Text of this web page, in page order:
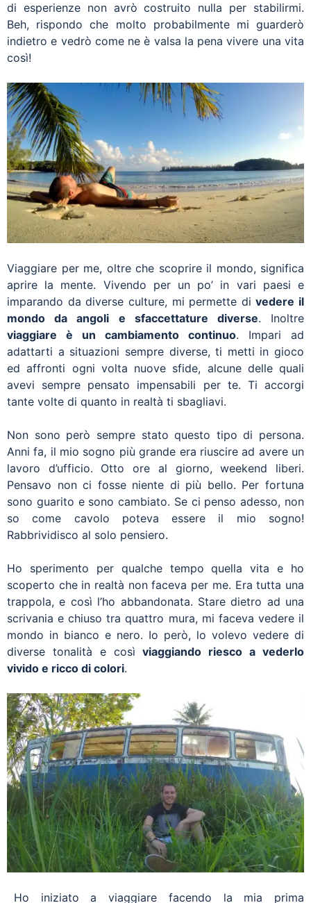
di esperienze non avrò costruito nulla per stabilirmi.
Beh, rispondo che molto probabilmente mi guarderò
indietro e vedrò come ne è valsa la pena vivere una vita
così!
Viaggiare per me, oltre che scoprire il mondo, significa
aprire la mente. Vivendo per un po’ in vari paesi e
imparando da diverse culture, mi permette divedere il
mondo da angoli e sfaccettature diverse. Inoltre
viaggiare è un cambiamento continuo. Impari ad
adattarti a situazioni sempre diverse, ti metti in gioco
ed affronti ogni volta nuove sfide, alcune delle quali
avevi sempre pensato impensabili per te. Ti accorgi
tante volte di quanto in realtà ti sbagliavi.
Non sono però sempre stato questo tipo di persona.
Anni fa, il mio sogno più grande era riuscire ad avere un
lavoro d’ufficio. Otto ore al giorno, weekend liberi.
Pensavo non ci fosse niente di più bello. Per fortuna
sono guarito e sono cambiato. Se ci penso adesso, non
so come cavolo poteva essere il mio sogno!
Rabbrividisco al solo pensiero.
Ho sperimento per qualche tempo quella vita e ho
scoperto che in realtà non faceva per me. Era tutta una
trappola, e così l’ho abbandonata. Stare dietro ad una
scrivania e chiuso tra quattro mura, mi faceva vedere il
mondo in bianco e nero. Io però, lo volevo vedere di
diverse tonalità e cosìviaggiando riesco a vederlo
vivido e ricco di colori.
Ho iniziato a viaggiare facendo la mia prima